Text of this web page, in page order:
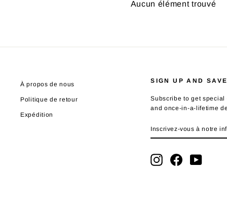
Aucun élément trouvé
À propos de nous
Politique de retour
Expédition
SIGN UP AND SAVE
Subscribe to get
and once-in-a-lifetime
INSCRIVEZ-
NOTRE
INFOLETTRE
S'INSCRIRE
InstagramFacebookYouTube